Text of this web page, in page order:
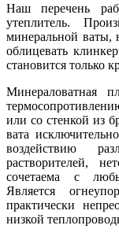
Наш перечень
утеплитель.
минеральной ваты,
облицевать
становится только
Минераловатная
или со стенкой из
вата
воздействию
растворителей,
сочетаема с
Является
практически
низкой